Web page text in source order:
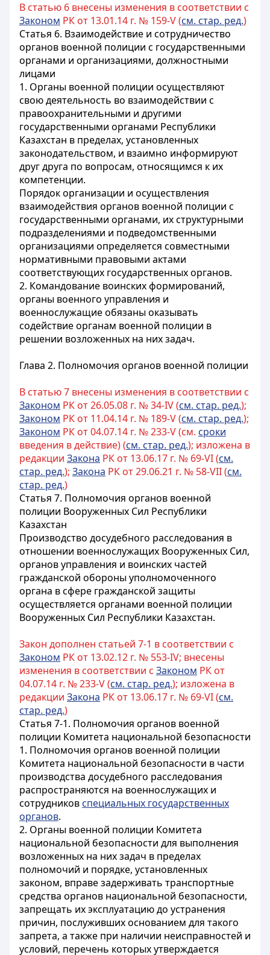
В статью 6 внесены изменения в соответствии с
Законом РК от 13.01.14 г. № 159-V (см. стар. ред.)
Статья 6. Взаимодействие и сотрудничество
органов военной полиции с государственными
органами и организациями, должностными
лицами
1. Органы военной полиции осуществляют
свою деятельность во взаимодействии с
правоохранительными и другими
государственными органами Республики
Казахстан в пределах, установленных
законодательством, и взаимно информируют
друг друга по вопросам, относящимся к их
компетенции.
Порядок организации и осуществления
взаимодействия органов военной полиции с
государственными органами, их структурными
подразделениями и подведомственными
организациями определяется совместными
нормативными правовыми актами
соответствующих государственных органов.
2. Командование воинских формирований,
органы военного управления и
военнослужащие обязаны оказывать
содействие органам военной полиции в
решении возложенных на них задач.
Глава 2. Полномочия органов военной полиции
В статью 7 внесены изменения в соответствии с
Законом РК от 26.05.08 г. № 34-IV (см. стар. ред.);
Законом РК от 11.04.14 г. № 189-V (см. стар. ред.);
Законом РК от 04.07.14 г. № 233-V (см. сроки
введения в действие) (см. стар. ред.); изложена в
редакции Закона РК от 13.06.17 г. № 69-VI (см.
стар. ред.); Закона РК от 29.06.21 г. № 58-VII (см.
стар. ред.)
Статья 7. Полномочия органов военной
полиции Вооруженных Сил Республики
Казахстан
Производство досудебного расследования в
отношении военнослужащих Вооруженных Сил,
органов управления и воинских частей
гражданской обороны уполномоченного
органа в сфере гражданской защиты
осуществляется органами военной полиции
Вооруженных Сил Республики Казахстан.
Закон дополнен статьей 7-1 в соответствии с
Законом РК от 13.02.12 г. № 553-IV; внесены
изменения в соответствии с Законом РК от
04.07.14 г. № 233-V (см. стар. ред.); изложена в
редакции Закона РК от 13.06.17 г. № 69-VI (см.
стар. ред.)
Статья 7-1. Полномочия органов военной
полиции Комитета национальной безопасности
1. Полномочия органов военной полиции
Комитета национальной безопасности в части
производства досудебного расследования
распространяются на военнослужащих и
сотрудников специальных государственных
органов.
2. Органы военной полиции Комитета
национальной безопасности для выполнения
возложенных на них задач в пределах
полномочий и порядке, установленных
законом, вправе задерживать транспортные
средства органов национальной безопасности,
запрещать их эксплуатацию до устранения
причин, послуживших основанием для такого
запрета, а также при наличии неисправностей и
условий, перечень которых утверждается